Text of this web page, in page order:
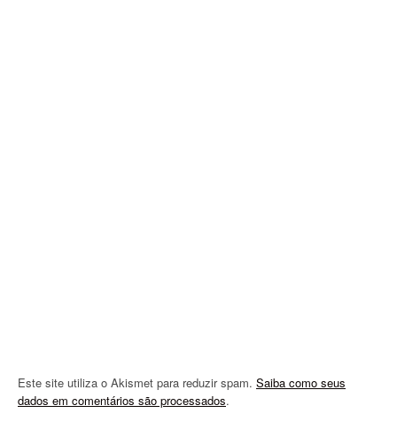
Este site utiliza o Akismet para reduzir spam. Saiba como seus
dados em comentários são processados.